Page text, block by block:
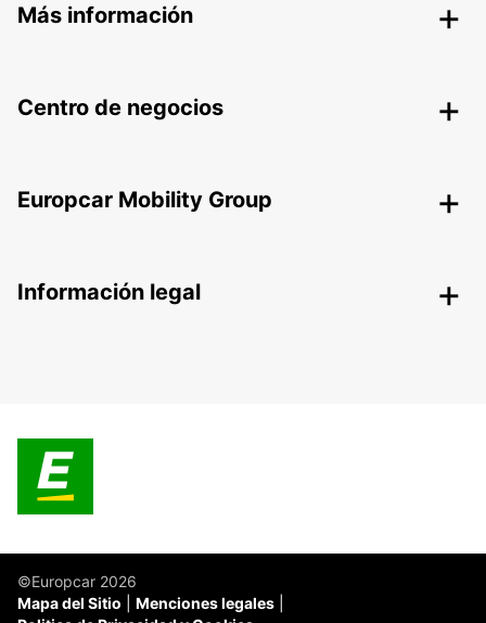
Más información
Centro de negocios
Europcar Mobility Group
Información legal
©Europcar 2026
Mapa del Sitio
Menciones legales